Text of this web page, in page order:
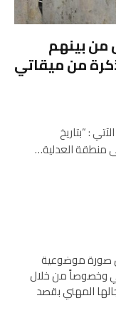
بينهم
من ميقاتي
: “بتاريخ
صورة موضوعية
وخصوصاً من خلال
المهني بقصد